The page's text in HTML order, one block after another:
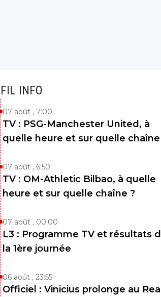
FIL INFO
07 août , 7:00
TV : PSG-Manchester United, à
quelle heure et sur quelle chaîne
07 août , 6:50
TV : OM-Athletic Bilbao, à quelle
heure et sur quelle chaîne ?
07 août , 00:00
L3 : Programme TV et résultats
la 1ère journée
06 août , 23:55
Officiel : Vinicius prolonge au Real